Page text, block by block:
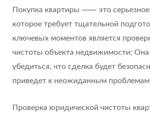
Покупка квартиры ⸺ это
которое требует тщательной
ключевых моментов является
чистоты объекта недвижимости; Она
убедиться, что сделка будет
приведет к неожиданным
Проверка юридической чистоты